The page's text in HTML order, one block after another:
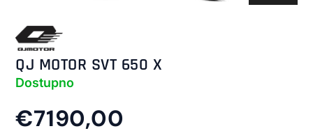
QJ MOTOR SVT 650 X
Dostupno
€7190,00